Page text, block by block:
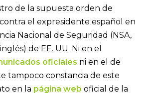
de la supuesta orden de
el expresidente español en
Nacional de Seguridad (NSA,
de EE. UU. Ni en el
oficiales ni en el de
tampoco constancia de este
en la página web oficial de la